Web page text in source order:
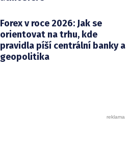
Forex v roce 2026: Jak se
orientovat na trhu, kde
pravidla píší centrální banky a
geopolitika